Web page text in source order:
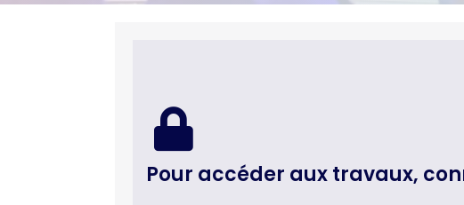
Pour accéder aux travaux,